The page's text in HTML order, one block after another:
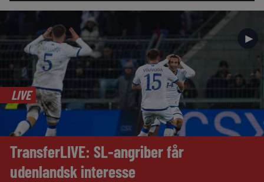
►
LIVE
TransferLIVE: SL-angriber får
udenlandsk interesse